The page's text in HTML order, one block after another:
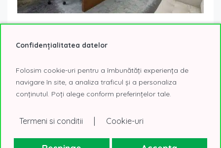
București
Piața închirierilor de birouri din București a rămas stabilă în
primul semestru al anului 2026 din perspectiva volumului
total tranzacționat, însă structura...Read More
Confidențialitatea datelor
Folosim cookie-uri pentru a îmbunătăți experiența de
navigare în site, a analiza traficul și a personaliza
conținutul. Poți alege conform preferințelor tale.
Termeni si conditii | Cookie-uri